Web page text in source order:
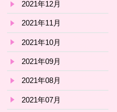
2021年12月
2021年11月
2021年10月
2021年09月
2021年08月
2021年07月